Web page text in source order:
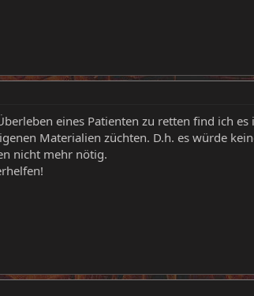
eines Patienten zu retten find ich es
Materialien züchten. D.h. es würde
nicht mehr nötig.